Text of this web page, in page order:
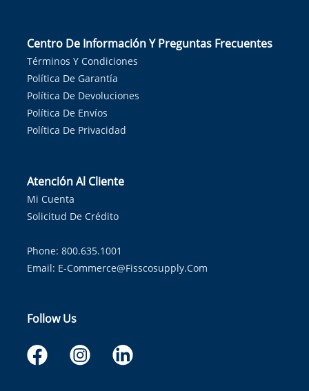
Centro De Información Y Preguntas Frecuentes
Términos Y Condiciones
Política De Garantía
Política De Devoluciones
Política De Envíos
Política De Privacidad
Atención Al Cliente
Mi Cuenta
Solicitud De Crédito
Phone: 800.635.1001
Email: E-Commerce@fisscosupply.com
Follow Us